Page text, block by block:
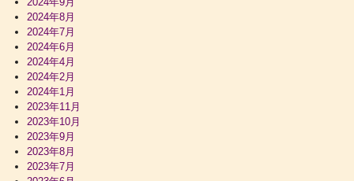
2024年8月
2024年7月
2024年6月
2024年4月
2024年2月
2024年1月
2023年11月
2023年10月
2023年9月
2023年8月
2023年7月